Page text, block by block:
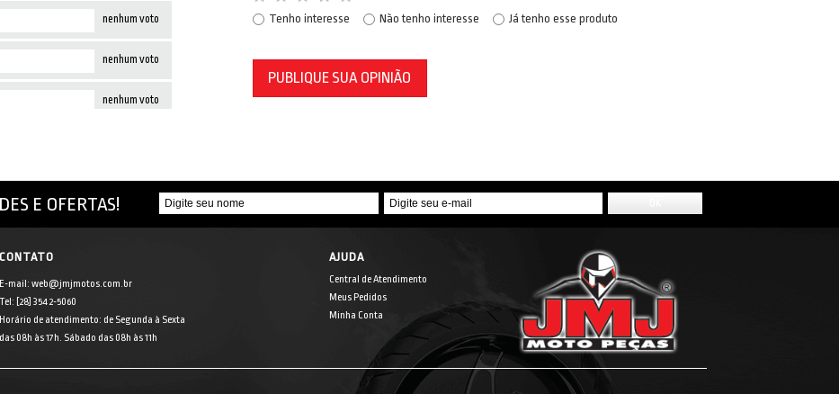
nenhum voto
nenhum voto
nenhum voto
Tenho interesse Não tenho interesse Já tenho esse produto
PUBLIQUE SUA OPINIÃO
E OFERTAS!
CONTATO
E-mail: web@jmjmotos.com.br
Tel: [28] 3542-5060
Horário de atendimento: de Segunda à Sexta
das 08h às 17h. Sábado das 08h às 11h
AJUDA
Central de Atendimento
Meus Pedidos
Minha Conta